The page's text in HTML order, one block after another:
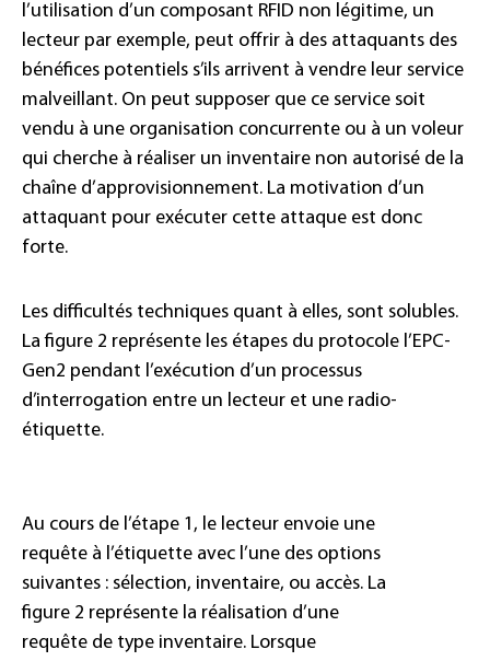
l’utilisation d’un composant RFID non légitime, un
lecteur par exemple, peut offrir à des attaquants des
bénéfices potentiels s’ils arrivent à vendre leur service
malveillant. On peut supposer que ce service soit
vendu à une organisation concurrente ou à un voleur
qui cherche à réaliser un inventaire non autorisé de la
chaîne d’approvisionnement. La motivation d’un
attaquant pour exécuter cette attaque est donc
forte.
Les difficultés techniques quant à elles, sont solubles.
La figure 2 représente les étapes du protocole l’EPC-
Gen2 pendant l’exécution d’un processus
d’interrogation entre un lecteur et une radio-
étiquette.
Au cours de l’étape 1, le lecteur envoie une
requête à l’étiquette avec l’une des options
suivantes : sélection, inventaire, ou accès. La
figure 2 représente la réalisation d’une
requête de type inventaire. Lorsque